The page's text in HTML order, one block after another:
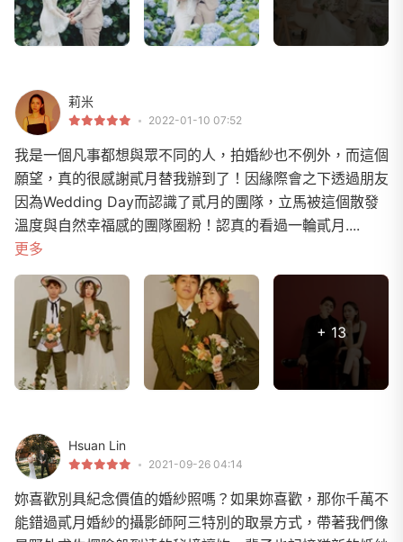
莉米
2022-01-10 07:52
我是一個凡事都想與眾不同的人，拍婚紗也不例外，而這個
願望，真的很感謝貳月替我辦到了！因緣際會之下透過朋友
因為Wedding Day而認識了貳月的團隊，立馬被這個散發
溫度與自然幸福感的團隊圈粉！認真的看過一輪貳月....
更多
+ 13
Hsuan Lin
2021-09-26 04:14
妳喜歡別具紀念價值的婚紗照嗎？如果妳喜歡，那你千萬不
能錯過貳月婚紗的攝影師阿三特別的取景方式，帶著我們像